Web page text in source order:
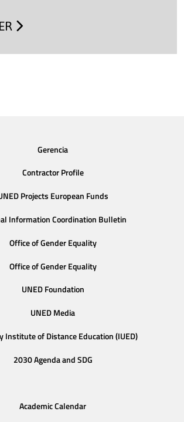
Gerencia
Contractor Profile
Projects European Funds
Information Coordination Bulletin
Office of Gender Equality
Office of Gender Equality
UNED Foundation
UNED Media
Institute of Distance Education (IUED)
2030 Agenda and SDG
Academic Calendar